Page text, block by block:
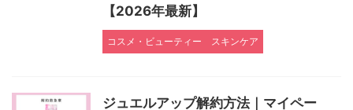
【2026年最新】
コスメ・ビューティー スキンケア
ジュエルアップ解約方法｜マイペー